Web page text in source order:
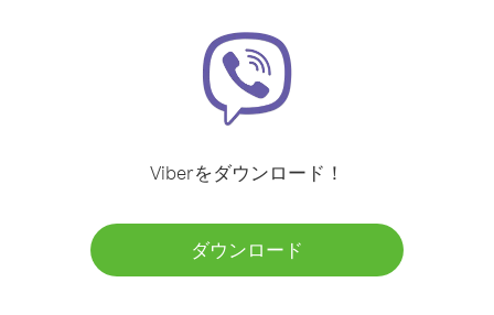
Viberをダウンロード！
ダウンロード